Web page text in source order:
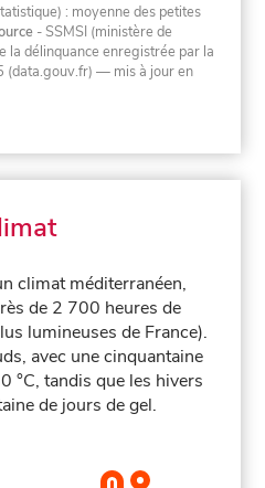
: moyenne des petites
- SSMSI (ministère de
la délinquance enregistrée par la
(data.gouv.fr) — mis à jour en
climat méditerranéen,
de 2 700 heures de
lumineuses de France).
avec une cinquantaine
°C, tandis que les hivers
de jours de gel.